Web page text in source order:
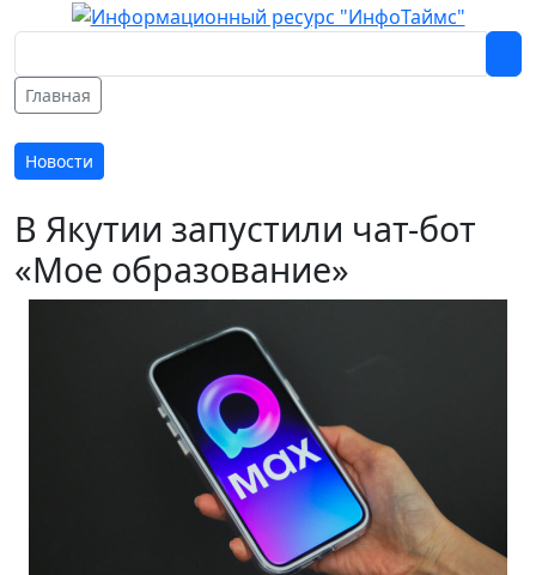
Главная
Новости
В Якутии запустили чат-бот
«Мое образование»